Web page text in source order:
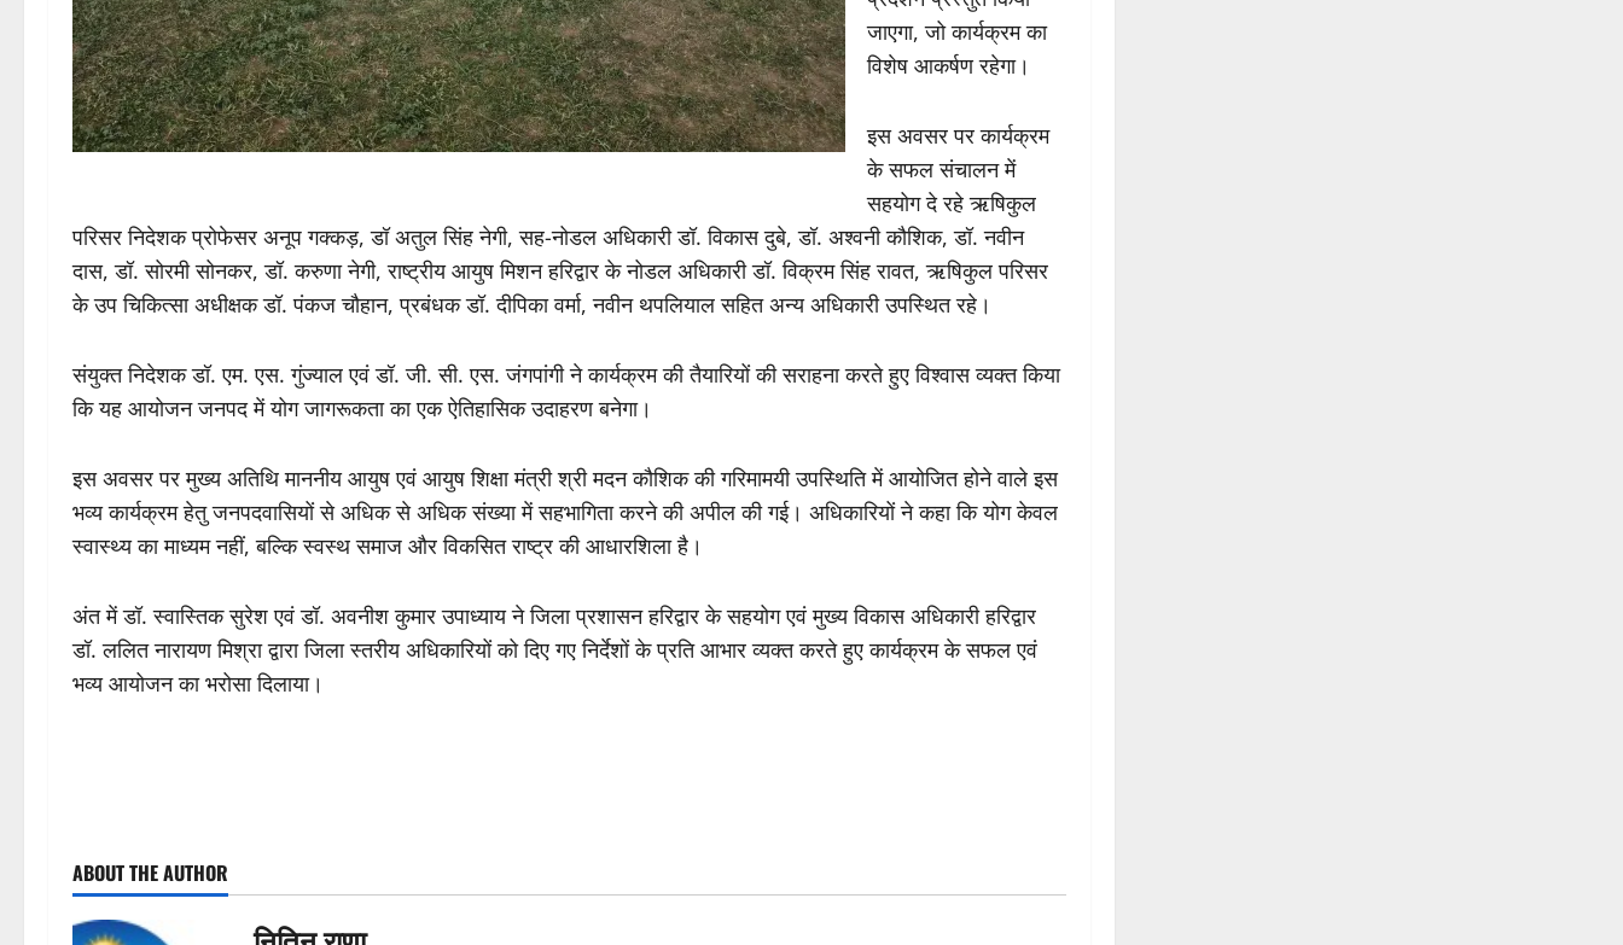
जाएगा, जो कार्यक्रम का
विशेष आकर्षण रहेगा।
‎इस अवसर पर कार्यक्रम
के सफल संचालन में
सहयोग दे रहे ऋषिकुल
परिसर निदेशक प्रोफेसर अनूप गक्कड़, डॉ अतुल सिंह नेगी, सह-नोडल अधिकारी डॉ. विकास दुबे, डॉ. अश्वनी कौशिक, डॉ. नवीन
दास, डॉ. सोरमी सोनकर, डॉ. करुणा नेगी, राष्ट्रीय आयुष मिशन हरिद्वार के नोडल अधिकारी डॉ. विक्रम सिंह रावत, ऋषिकुल परिसर
के उप चिकित्सा अधीक्षक डॉ. पंकज चौहान, प्रबंधक डॉ. दीपिका वर्मा, नवीन थपलियाल सहित अन्य अधिकारी उपस्थित रहे।
‎संयुक्त निदेशक डॉ. एम. एस. गुंज्याल एवं डॉ. जी. सी. एस. जंगपांगी ने कार्यक्रम की तैयारियों की सराहना करते हुए विश्वास व्यक्त किया
कि यह आयोजन जनपद में योग जागरूकता का एक ऐतिहासिक उदाहरण बनेगा।
‎इस अवसर पर मुख्य अतिथि माननीय आयुष एवं आयुष शिक्षा मंत्री श्री मदन कौशिक की गरिमामयी उपस्थिति में आयोजित होने वाले इस
भव्य कार्यक्रम हेतु जनपदवासियों से अधिक से अधिक संख्या में सहभागिता करने की अपील की गई। अधिकारियों ने कहा कि योग केवल
स्वास्थ्य का माध्यम नहीं, बल्कि स्वस्थ समाज और विकसित राष्ट्र की आधारशिला है।
‎अंत में डॉ. स्वास्तिक सुरेश एवं डॉ. अवनीश कुमार उपाध्याय ने जिला प्रशासन हरिद्वार के सहयोग एवं मुख्य विकास अधिकारी हरिद्वार
डॉ. ललित नारायण मिश्रा द्वारा जिला स्तरीय अधिकारियों को दिए गए निर्देशों के प्रति आभार व्यक्त करते हुए कार्यक्रम के सफल एवं
भव्य आयोजन का भरोसा दिलाया।
o
ABOUT THE AUTHOR